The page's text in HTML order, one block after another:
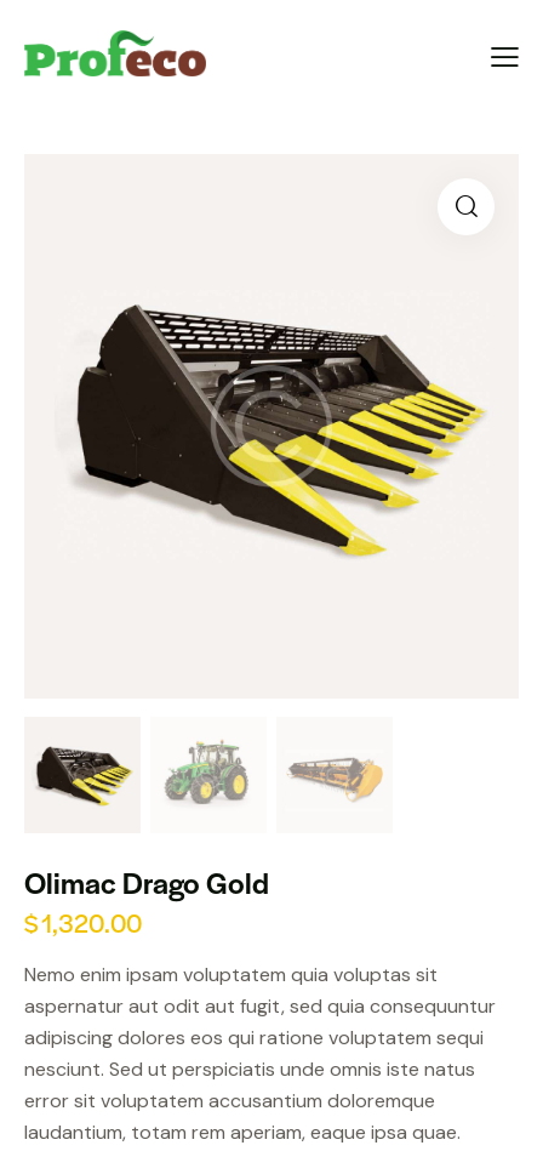
Olimac Drago Gold
$1,320.00
Nemo enim ipsam voluptatem quia voluptas sit
aspernatur aut odit aut fugit, sed quia consequuntur
adipiscing dolores eos qui ratione voluptatem sequi
nesciunt. Sed ut perspiciatis unde omnis iste natus
error sit voluptatem accusantium doloremque
laudantium, totam rem aperiam, eaque ipsa quae.